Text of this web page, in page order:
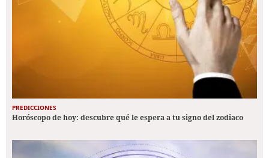
PREDICCIONES
Horóscopo de hoy: descubre qué le espera a tu signo del zodiaco